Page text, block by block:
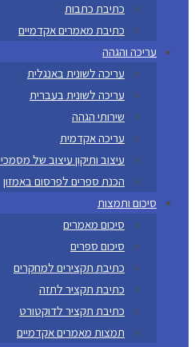
כתיבת כתבות
כתיבת מאמרים אקדמיים
עריכה והגהה
עריכה לשונית באנגלית
עריכה לשונית בעברית
שירותי הגהה
עריכה אקדמית
עיצוב ותיקון עיצוב של מסמכי Word
הכנת ספרים לפרסום באמזון
סיכום ותמצות
סיכום מאמרים
סיכום ספרים
כתיבת תקצירים למחקרים
כתיבת תקציר לתזה
כתיבת תקציר לדוקטורט
תמצות מאמרים אקדמיים